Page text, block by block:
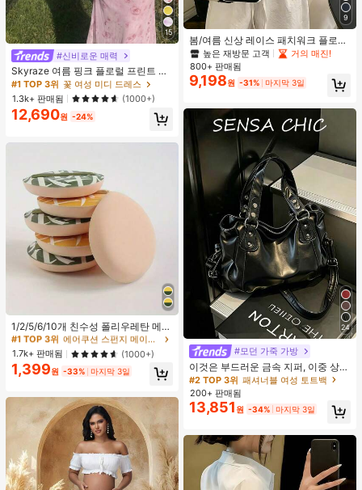
15
#신비로운 매력
Skyraze 여름 핑크 플로럴 프린트 주
름 메쉬 캐미 롱 드레스, 여름 드레스,
봄 옷
#1 TOP 3위 꽃 여성 미디 드레스
1.3k+ 판매됨
(1000+)
12,690원 -24%
1/2/5/6/10개 친수성 폴리우레탄 메이
크업 스펀지 세트, 부드러운 파우더 퍼
프, 얼굴, 파운데이션 및 컨실러 블렌
딩 도구에 적합, 다기능 건식/습식 사
용, 유니섹스, 메이크업, 저렴한, 방 장
식, 화장대, 여행, 침실, 메이크업 액세
퍼프, 메이크업 스펀지, 저렴한, 스타
킹 스터퍼, 메이크업, 메이크업 도구,
저렴한 물건, 선물, 여성용 선물, 크리
스마스 선물, 경품, 여행, 저렴한 물건,
여행 필수품
높은 재방문 고객
#1 TOP 3위
에어쿠션 스펀지 메이크업 퍼프 & 스폰지
높은 재방문 고객
#1 TOP 3위
에어쿠션 스펀지 메이크업 퍼프 & 스폰지
높은 재방문 고객
#1 TOP 3위
에어쿠션 스펀지 메이크업 퍼프 & 스폰지
1.7k+ 판매됨 (1000+)
1,399원 -33% 마지막 3일
9
봄/여름 신상 레이스 패치워크 플로럴
트림 소프트 니트 가디건 경량 재킷 탑
여성용, 코티지코어 옐로우
높은 재방문 고객
거의 매진!
800+ 판매됨
9,198원 -31% 마지막 3일
24
#모던 가죽 가방
이것은 부드러운 금속 지퍼, 이중 상단
손잡이, 조절 가능한 긴 어깨 스트랩이
특징인 세련되고 미니멀한 블랙 대용
량 여성용 핸드백입니다. 여성들은 어
깨에 메거나, 크로스백으로 메거나, 손
으로 들 수 있습니다. 이 가방은 꼼꼼
하게 바느질되어 출퇴근, 쇼핑, 출장,
사무실 사용 및 일상적인 출퇴근에 적
합합니다.
#2 TOP 3위 패셔너블 여성 토트백
200+ 판매됨
13,851 원 -34% 마지막 3일